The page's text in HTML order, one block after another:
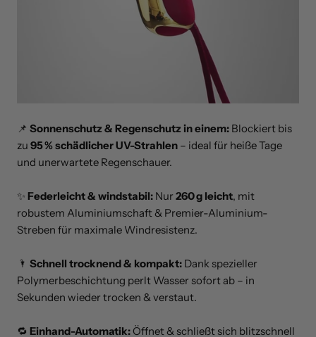
📌 Sonnenschutz & Regenschutz in einem: Blockiert bis
zu 95 % schädlicher UV-Strahlen – ideal für heiße Tage
und unerwartete Regenschauer.
✨Federleicht & windstabil: Nur 260 g leicht, mit
robustem Aluminiumschaft & Premier-Aluminium-
Streben für maximale Windresistenz.
🌂 Schnell trocknend & kompakt: Dank spezieller
Polymerbeschichtung perlt Wasser sofort ab – in
Sekunden wieder trocken & verstaut.
🔁 Einhand-Automatik: Öffnet & schließt sich blitzschnell